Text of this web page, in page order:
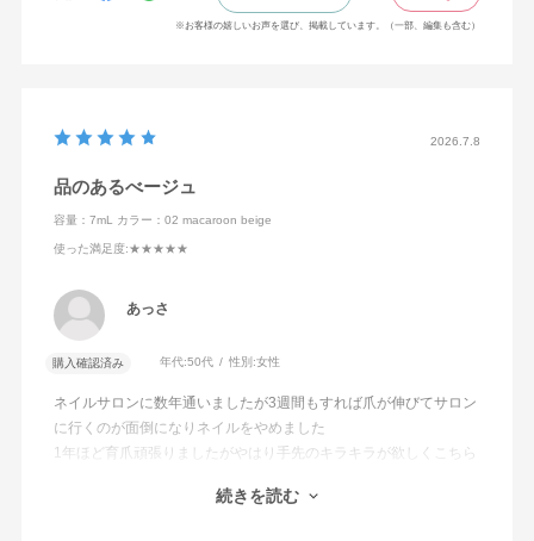
※お客様の嬉しいお声を選び、掲載しています。（一部、編集も含む）
2026.7.8
品のあるべージュ
容量：7mL カラー：02 macaroon beige
使った満足度:★★★★★
あっさ
購入確認済み 年代:50代 性別:女性
ネイルサロンに数年通いましたが3週間もすれば爪が伸びてサロン
に行くのが面倒になりネイルをやめました
1年ほど育爪頑張りましたがやはり手先のキラキラが欲しくこちら
数年ぶりのマニキュアの進化に驚きました
続きを読む